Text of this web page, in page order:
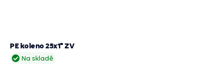
Na skladě
PE koleno 25x1" ZV